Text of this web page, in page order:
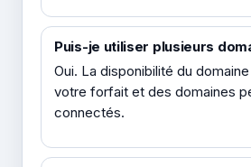
Puis-je utiliser plusieurs
Oui. La disponibilité du
votre forfait et des domaines
connectés.